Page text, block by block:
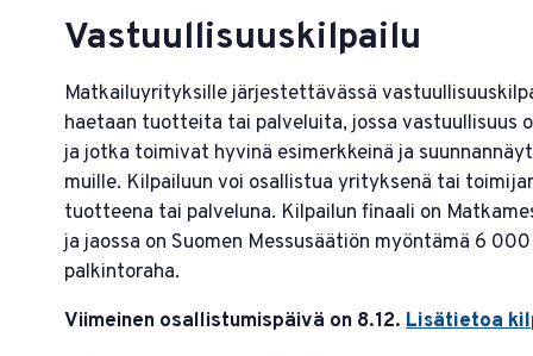
Vastuullisuuskilpailu
Matkailuyrityksille järjestettävässä
haetaan tuotteita tai palveluita, jossa vastuullisuus
ja jotka toimivat hyvinä esimerkkeinä ja
muille. Kilpailuun voi osallistua yrityksenä tai
tuotteena tai palveluna. Kilpailun finaali on
ja jaossa on Suomen Messusäätiön myöntämä 6
palkintoraha.
Viimeinen osallistumispäivä on 8.12. Lisätietoa